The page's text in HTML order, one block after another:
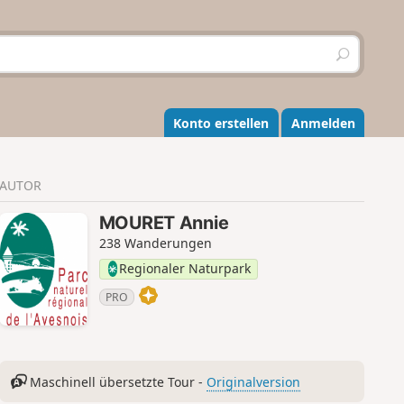
S
u
h
e
n
Konto erstellen Anmelden
AUTOR
MOURET Annie
238 Wanderungen
Regionaler Naturpark
PRO
Maschinell übersetzte Tour - Originalversion